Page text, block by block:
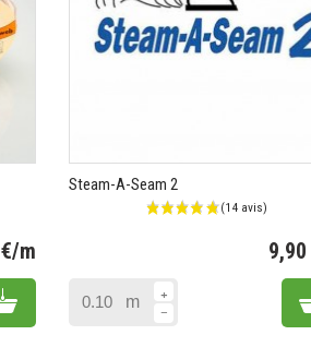
m
Add to cart
Steam-A-Seam 2
m